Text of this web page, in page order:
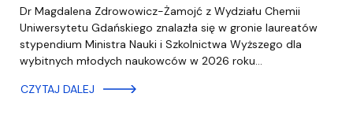
Dr Magdalena Zdrowowicz-Żamojć z Wydziału Chemii
Uniwersytetu Gdańskiego znalazła się w gronie laureatów
stypendium Ministra Nauki i Szkolnictwa Wyższego dla
wybitnych młodych naukowców w 2026 roku…
CZYTAJ DALEJ